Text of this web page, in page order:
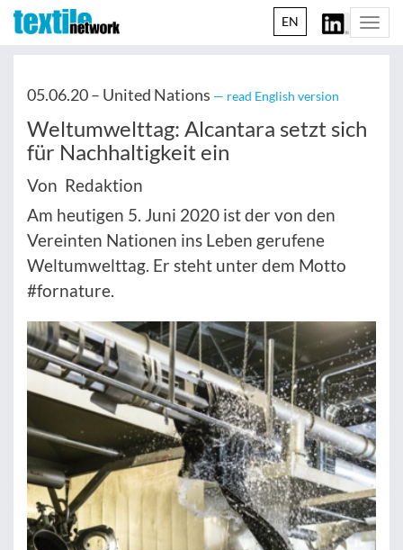
EN
05.06.20 – United Nations — read English version
Weltumwelttag: Alcantara setzt sich
für Nachhaltigkeit ein
Von Redaktion
Am heutigen 5. Juni 2020 ist der von den
Vereinten Nationen ins Leben gerufene
Weltumwelttag. Er steht unter dem Motto
#fornature.